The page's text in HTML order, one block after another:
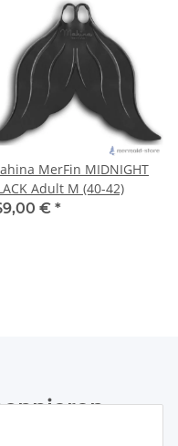
MerFin MIDNIGHT
Adult M (40-42)
€ *